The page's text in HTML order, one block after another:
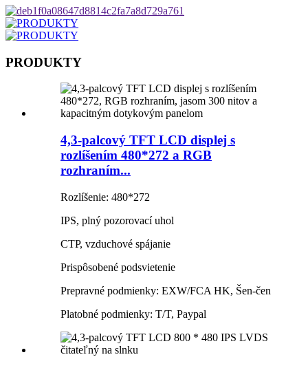
PRODUKTY
4,3-palcový TFT LCD displej s
rozlíšením 480*272 a RGB
rozhraním...
Rozlíšenie: 480*272
IPS, plný pozorovací uhol
CTP, vzduchové spájanie
Prispôsobené podsvietenie
Prepravné podmienky: EXW/FCA HK, Šen-čen
Platobné podmienky: T/T, Paypal